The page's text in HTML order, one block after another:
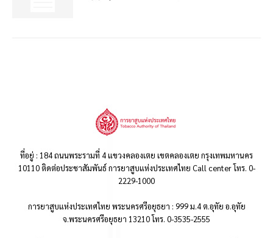
ที่อยู่ : 184 ถนนพระรามที่ 4 แขวงคลองเตย เขตคลองเตย กรุงเทพมหานคร
10110 ติดต่อประชาสัมพันธ์ การยาสูบแห่งประเทศไทย Call center โทร. 0-
2229-1000
การยาสูบแห่งประเทศไทย พระนครศรีอยุธยา : 999 ม.4 ต.อุทัย อ.อุทัย
จ.พระนครศรีอยุธยา 13210 โทร. 0-3535-2555